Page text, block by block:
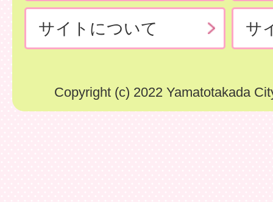
サイトについて サ
Copyright (c) 2022 Yamatotakada